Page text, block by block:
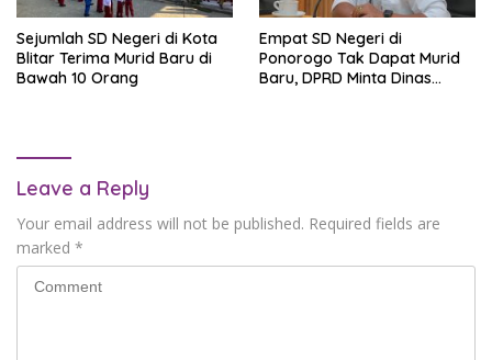
Sejumlah SD Negeri di Kota
Blitar Terima Murid Baru di
Bawah 10 Orang
Empat SD Negeri di
Ponorogo Tak Dapat Murid
Baru, DPRD Minta Dinas
Leave a Reply
Your email address will not be published. Required fields are
marked *